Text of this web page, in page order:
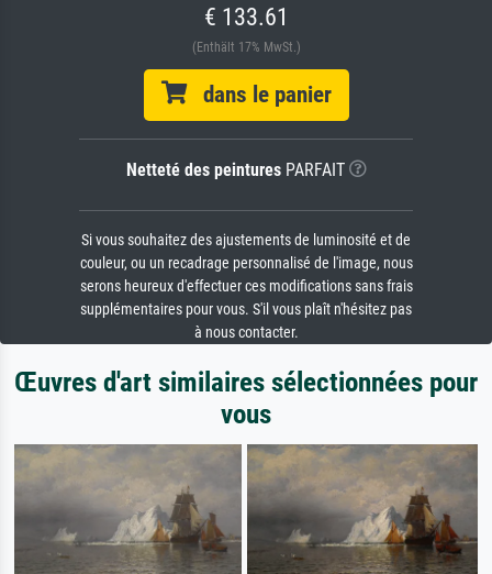
€ 133.61
(Enthält 17% MwSt.)
dans le panier
Netteté des peinturesPARFAIT
Si vous souhaitez des ajustements de luminosité et de
couleur, ou un recadrage personnalisé de l'image, nous
serons heureux d'effectuer ces modifications sans frais
supplémentaires pour vous. S'il vous plaît n'hésitez pas
à nous contacter.
Œuvres d'art similaires sélectionnées pour
vous